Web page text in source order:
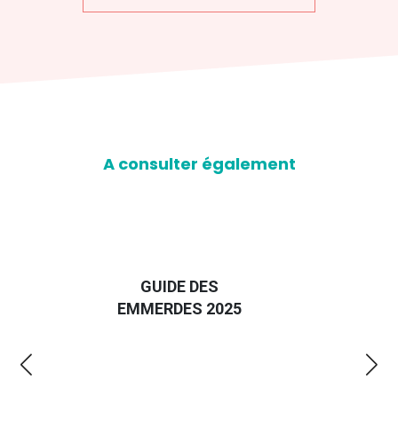
A consulter également
GUIDE DES
EMMERDES 2025